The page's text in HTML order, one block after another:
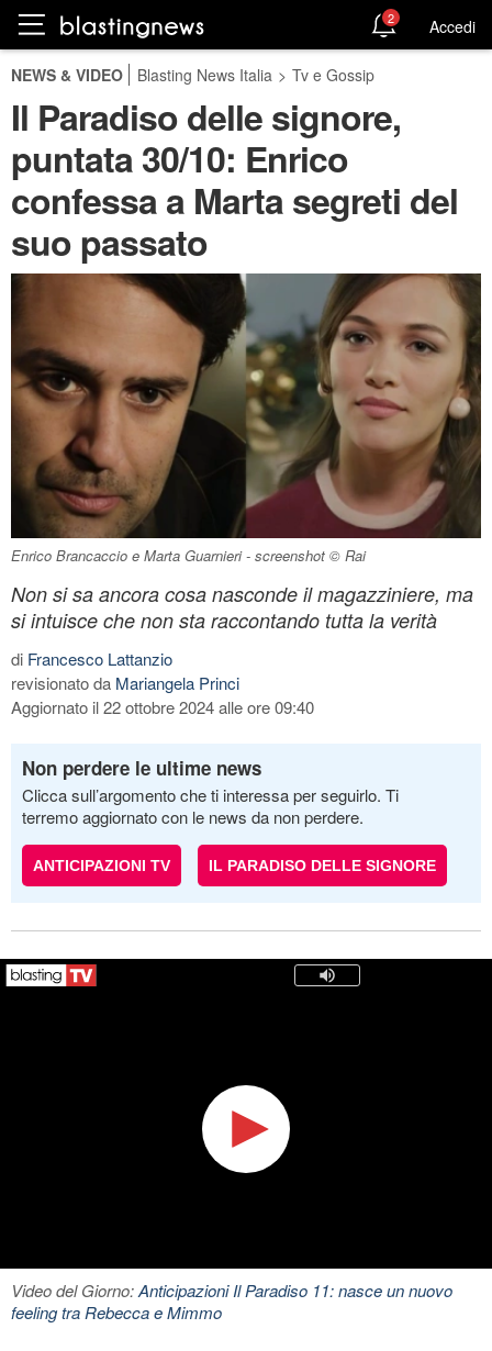
2 Accedi
NEWS & VIDEO Blasting News Italia > Tv e Gossip
Il Paradiso delle signore,
puntata 30/10: Enrico
confessa a Marta segreti del
suo passato
Enrico Brancaccio e Marta Guarnieri - screenshot © Rai
Non si sa ancora cosa nasconde il magazziniere, ma
si intuisce che non sta raccontando tutta la verità
di Francesco Lattanzio
revisionato da Mariangela Princi
Aggiornato il 22 ottobre 2024 alle ore 09:40
Non perdere le ultime news
Clicca sull’argomento che ti interessa per seguirlo. Ti
terremo aggiornato con le news da non perdere.
ANTICIPAZIONI TV IL PARADISO DELLE SIGNORE
Video del Giorno:Anticipazioni Il Paradiso 11: nasce un nuovo
feeling tra Rebecca e Mimmo